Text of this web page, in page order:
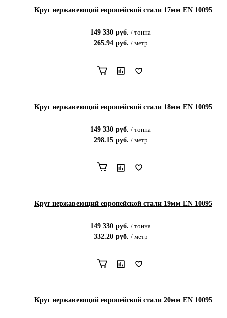
Круг нержавеющий европейской стали 17мм EN 10095
149 330 руб. / тонна
265.94руб. / метр
Круг нержавеющий европейской стали 18мм EN 10095
149 330 руб. / тонна
298.15руб. / метр
Круг нержавеющий европейской стали 19мм EN 10095
149 330 руб. / тонна
332.20руб. / метр
Круг нержавеющий европейской стали 20мм EN 10095